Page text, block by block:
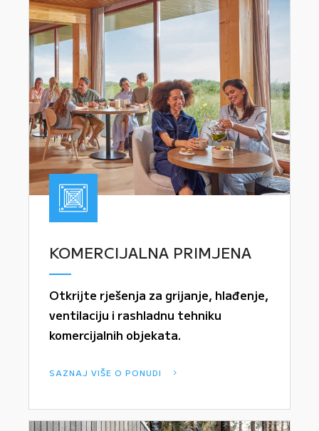
KOMERCIJALNA PRIMJENA
Otkrijte rješenja za grijanje, hlađenje,
ventilaciju i rashladnu tehniku
komercijalnih objekata.
SAZNAJ VIŠE O PONUDI